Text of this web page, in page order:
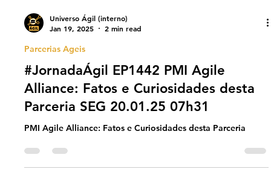
Jan 19, 2025
Parcerias Ageis
#JornadaÁgil EP1442 PMI Agile
Alliance: Fatos e Curiosidades desta
Parceria SEG 20.01.25 07h31
PMI Agile Alliance: Fatos e Curiosidades desta Parceria